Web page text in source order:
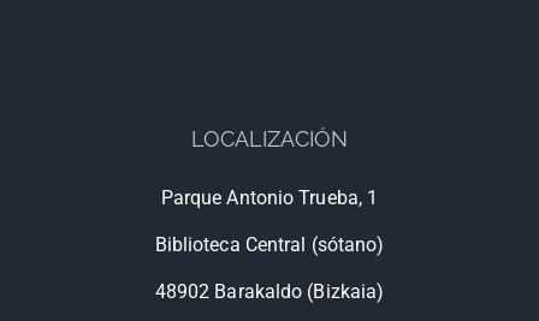
LOCALIZACIÓN
Parque Antonio Trueba, 1
Biblioteca Central (sótano)
48902 Barakaldo (Bizkaia)